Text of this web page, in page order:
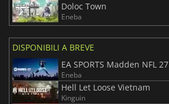
Doloc Town
Eneba
DISPONIBILI A BREVE
EA SPORTS Madden NFL 27
Eneba
Hell Let Loose Vietnam
Kinguin